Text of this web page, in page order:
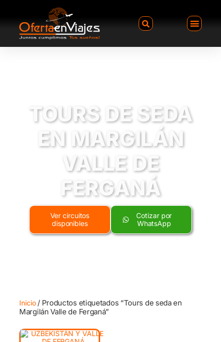
TOURS DE SEDA
EN MARGILÁN
VALLE DE
FERGANÁ
Ver circuitos
disponibles
Cotizar por
WhatsApp
Inicio/ Productos etiquetados “Tours de seda en
Margilán Valle de Ferganá”